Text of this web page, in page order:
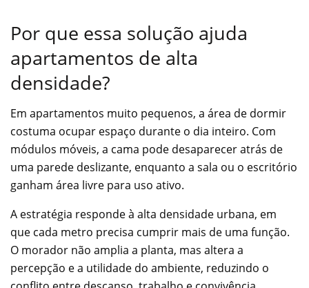
Por que essa solução ajuda
apartamentos de alta
densidade?
Em apartamentos muito pequenos, a área de dormir
costuma ocupar espaço durante o dia inteiro. Com
módulos móveis, a cama pode desaparecer atrás de
uma parede deslizante, enquanto a sala ou o escritório
ganham área livre para uso ativo.
A estratégia responde à alta densidade urbana, em
que cada metro precisa cumprir mais de uma função.
O morador não amplia a planta, mas altera a
percepção e a utilidade do ambiente, reduzindo o